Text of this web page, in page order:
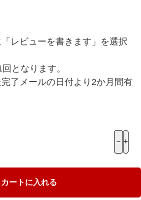
レビューを書きます」を選択
となります。
了メールの日付より2か月間有
－ +
カートに入れる